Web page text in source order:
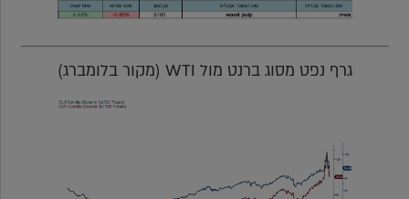
גרף נפט מסוג ברנט מול WTI (מקור בלומברג)